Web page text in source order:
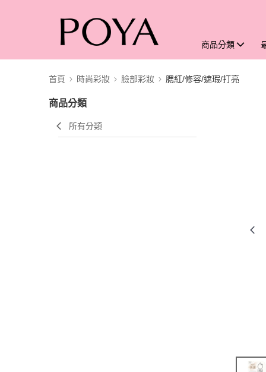
商品分類
首頁 時尚彩妝 臉部彩妝 腮紅/修容/遮瑕/打亮
商品分類
所有分類